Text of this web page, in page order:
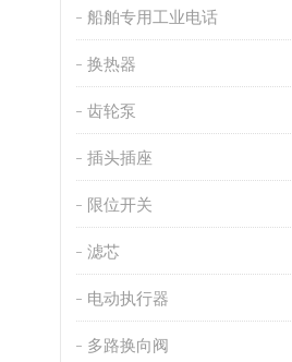
船舶专用工业电话
换热器
齿轮泵
插头插座
限位开关
滤芯
电动执行器
多路换向阀